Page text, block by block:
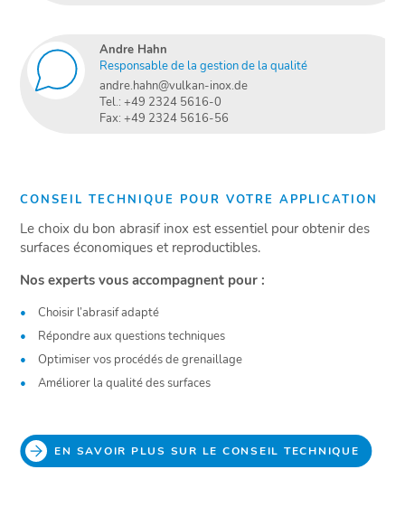
Andre Hahn
Responsable de la gestion de la qualité
andre.hahn@vulkan-inox.de
Tel.: +49 2324 5616-0
Fax: +49 2324 5616-56
CONSEIL TECHNIQUE POUR VOTRE APPLICATION
Le choix du bon abrasif inox est essentiel pour obtenir des
surfaces économiques et reproductibles.
Nos experts vous accompagnent pour :
Choisir l’abrasif adapté
Répondre aux questions techniques
Optimiser vos procédés de grenaillage
Améliorer la qualité des surfaces
EN SAVOIR PLUS SUR LE CONSEIL TECHNIQUE